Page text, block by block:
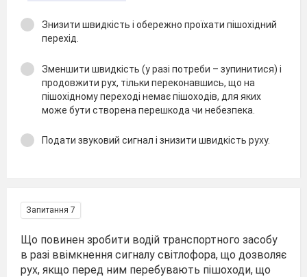
Знизити швидкість і обережно проїхати пішохідний
перехід.
Зменшити швидкість (у разі потреби – зупинитися) і
продовжити рух, тільки переконавшись, що на
пішохідному переході немає пішоходів, для яких
може бути створена перешкода чи небезпека.
Подати звуковий сигнал і знизити швидкість руху.
Запитання 7
Що повинен зробити водій транспортного засобу
в разі ввімкнення сигналу світлофора, що дозволяє
рух, якщо перед ним перебувають пішоходи, що